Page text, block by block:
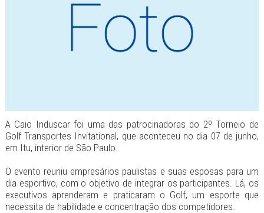
A Caio Induscar foi uma das patrocinadoras do 2º Torneio de
Golf Transportes Invitational, que aconteceu no dia 07 de junho,
em Itu, interior de São Paulo.
O evento reuniu empresários paulistas e suas esposas para um
dia esportivo, com o objetivo de integrar os participantes. Lá, os
executivos aprenderam e praticaram o Golf, um esporte que
necessita de habilidade e concentração dos competidores.